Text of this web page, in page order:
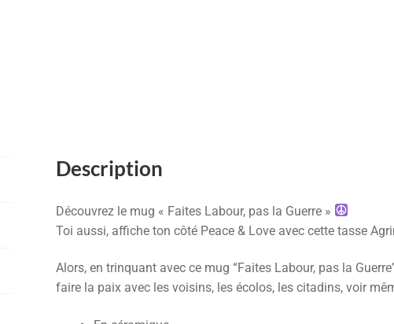
Description
Découvrez le mug « Faites Labour, pas la Guerre »
Toi aussi, affiche ton côté Peace & Love avec cette tasse
Alors, en trinquant avec ce mug “Faites Labour, pas la
faire la paix avec les voisins, les écolos, les citadins, voir